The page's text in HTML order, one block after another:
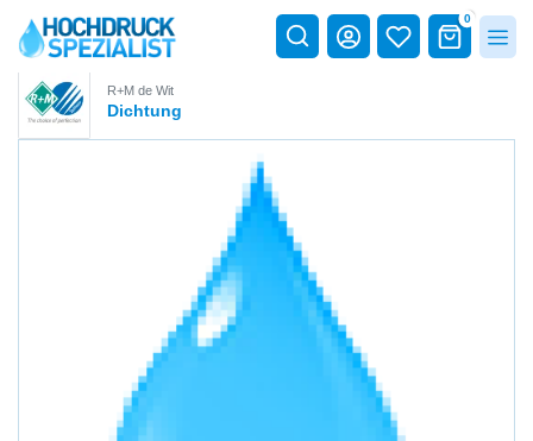
0
R+M de Wit
Dichtung